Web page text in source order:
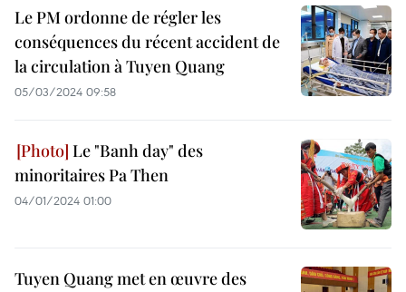
Le PM ordonne de régler les
conséquences du récent accident de
la circulation à Tuyen Quang
05/03/2024 09:58
Le "Banh day" des
minoritaires Pa Then
04/01/2024 01:00
Tuyen Quang met en œuvre des